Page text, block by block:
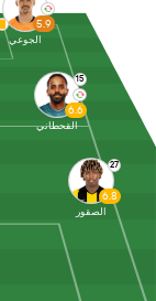
27
6.8
الصقور
15
6.6
القحطاني
5.9
الجوعي